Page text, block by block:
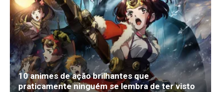
10 animes de ação brilhantes que
praticamente ninguém se lembra de ter visto